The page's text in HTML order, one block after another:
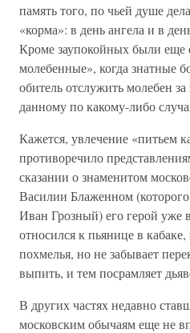
память того, по чьей душе
«корма»: в день ангела и в
Кроме заупокойных были еще
молебенные», когда знатные
обитель отслужить молебен
данному по какому-либо
Кажется, увлечение «питьем
противоречило
сказании о знаменитом
Василии Блаженном
Иван Грозный) его герой уже
относился к пьянице в
похмелья, но не забывает
выпить, и тем посрамляет
В других частях недавно
московским обычаям еще не